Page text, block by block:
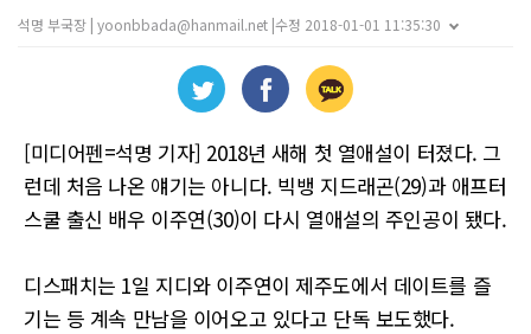
석명 부국장 | yoonbbada@hanmail.net |수정 2018-01-01 11:35:30
[미디어펜=석명 기자] 2018년 새해 첫 열애설이 터졌다. 그
런데 처음 나온 얘기는 아니다. 빅뱅 지드래곤(29)과 애프터
스쿨 출신 배우 이주연(30)이 다시 열애설의 주인공이 됐다.
디스패치는 1일 지디와 이주연이 제주도에서 데이트를 즐
기는 등 계속 만남을 이어오고 있다고 단독 보도했다.